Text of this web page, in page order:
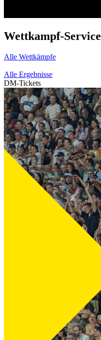
Wettkampf-Service
Alle Wettkämpfe
Alle Ergebnisse
DM-Tickets